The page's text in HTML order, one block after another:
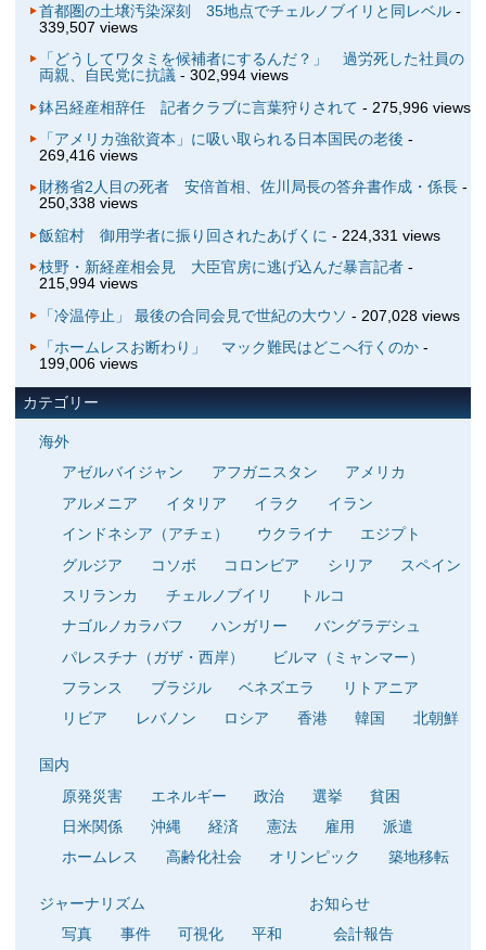
首都圏の土壌汚染深刻 35地点でチェルノブイリと同レベル-
339,507 views
「どうしてワタミを候補者にするんだ？」 過労死した社員の
両親、自民党に抗議- 302,994 views
鉢呂経産相辞任 記者クラブに言葉狩りされて - 275,996 views
「アメリカ強欲資本」に吸い取られる日本国民の老後 -
269,416 views
財務省2人目の死者 安倍首相、佐川局長の答弁書作成・係長-
250,338 views
飯舘村 御用学者に振り回されたあげくに - 224,331 views
枝野・新経産相会見 大臣官房に逃げ込んだ暴言記者-
215,994 views
「冷温停止」 最後の合同会見で世紀の大ウソ - 207,028 views
「ホームレスお断わり」 マック難民はどこへ行くのか-
199,006 views
カテゴリー
海外
アゼルバイジャン
アフガニスタン
アメリカ
アルメニア
イタリア イラク
イラン
インドネシア（アチェ）
ウクライナ
エジプト
グルジア
コソボ コロンビア シリア
スペイン
スリランカ
チェルノブイリ
トルコ
ナゴルノカラバフ
ハンガリー
バングラデシュ
パレスチナ（ガザ・西岸）
ビルマ（ミャンマー）
フランス
ブラジル ベネズエラ
リトアニア
リビア
レバノン ロシア 香港 韓国 北朝鮮
国内
原発災害
エネルギー 政治 選挙
貧困
日米関係
沖縄 経済 憲法 雇用
派遣
ホームレス
高齢化社会 オリンピック 築地移転
ジャーナリズム
写真
事件 可視化 平和
お知らせ
会計報告